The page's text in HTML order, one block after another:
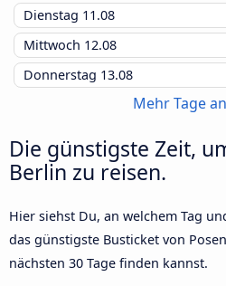
Dienstag 11.08
Mittwoch 12.08
Donnerstag 13.08
Mehr Tage
Die günstigste Zeit,
Berlin zu reisen.
Hier siehst Du, an welchem Tag
das günstigste Busticket von
nächsten 30 Tage finden kannst.